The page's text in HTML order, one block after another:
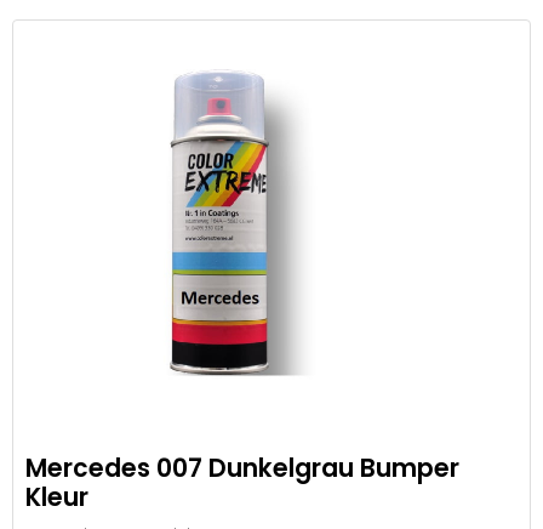
Mercedes 007 Dunkelgrau Bumper
Kleur